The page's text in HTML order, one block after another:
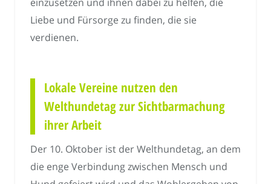
Liebe und Fürsorge zu finden, die sie
verdienen.
Lokale Vereine nutzen den
Welthundetag zur Sichtbarmachung
ihrer Arbeit
Der 10. Oktober ist der Welthundetag, an dem
die enge Verbindung zwischen Mensch und